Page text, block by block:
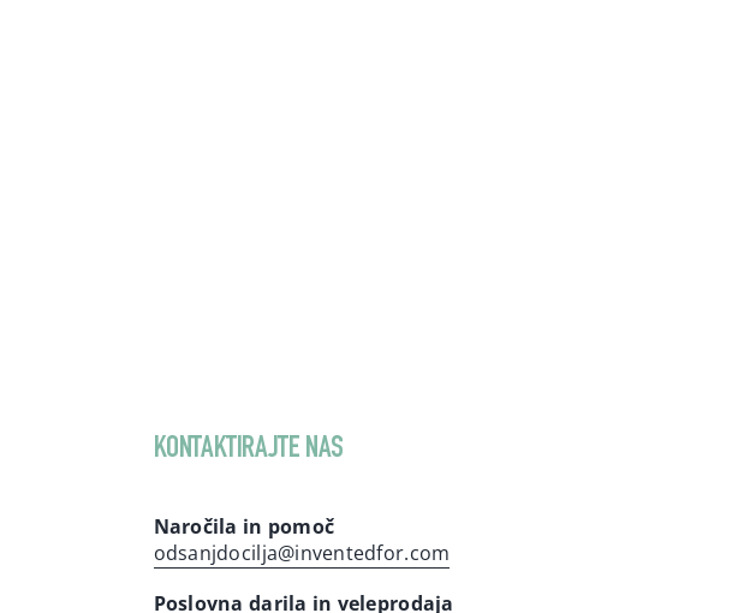
KONTAKTIRAJTE NAS
Naročila in pomoč
odsanjdocilja@inventedfor.com
Poslovna darila in veleprodaja